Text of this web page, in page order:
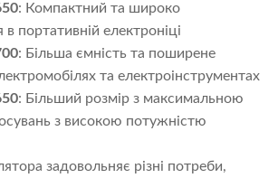
: Компактний та широко
в портативній електроніці
: Більша ємність та поширене
та електроінструментах
: Більший розмір з максимальною
з високою потужністю
задовольняє різні потреби,